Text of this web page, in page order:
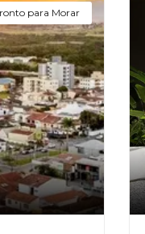
para Morar